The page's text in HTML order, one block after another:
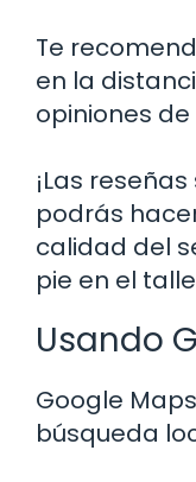
Te
en la
opiniones
¡Las
podrás
calidad del
pie en el
Usando
Google
búsqueda